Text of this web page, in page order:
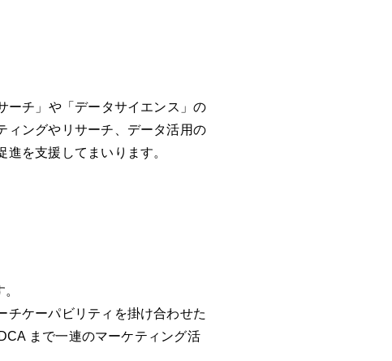
ーチ」や「データサイエンス」の
ィングやリサーチ、データ活用の
を支援してまいります。
チケーパビリティを掛け合わせた
まで一連のマーケティング活